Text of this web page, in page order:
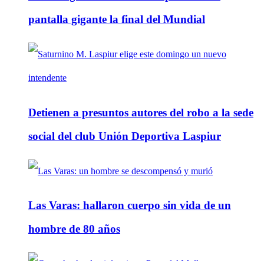
pantalla gigante la final del Mundial
Detienen a presuntos autores del robo a la sede
social del club Unión Deportiva Laspiur
Las Varas: hallaron cuerpo sin vida de un
hombre de 80 años